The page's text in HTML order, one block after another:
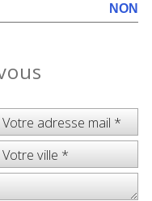
NON